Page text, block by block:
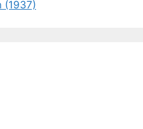
(1937)